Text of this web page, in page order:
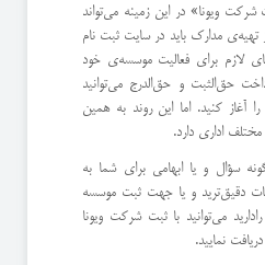
شرکت ویونا» در این زمینه می‌تواند
مدارک باید در سایت ثبت نام
لازم برای فعالیت موسسه‌ی خود
حق‌الثبت و حق‌الدرج می‌توانید
آغاز کنید. اما این روند به همین
اداری دارد.
سؤال و یا ابهامی برای شما به
دقیق‌ترید و یا جهت ثبت موسسه
می‌توانید با ثبت شرکت ویونا
نمایید.